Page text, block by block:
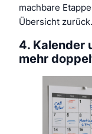
machbare
Übersicht zurück.
4. Kalender
mehr